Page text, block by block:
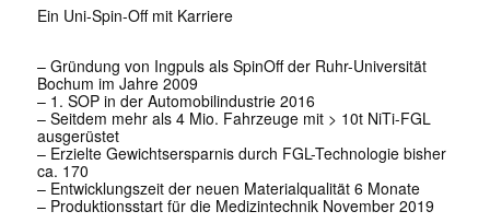
Ein Uni-Spin-Off mit Karriere
– Gründung von Ingpuls als SpinOff der Ruhr-Universität
Bochum im Jahre 2009
– 1. SOP in der Automobilindustrie 2016
– Seitdem mehr als 4 Mio. Fahrzeuge mit > 10t NiTi-FGL
ausgerüstet
– Erzielte Gewichtsersparnis durch FGL-Technologie bisher
ca. 170
– Entwicklungszeit der neuen Materialqualität 6 Monate
– Produktionsstart für die Medizintechnik November 2019